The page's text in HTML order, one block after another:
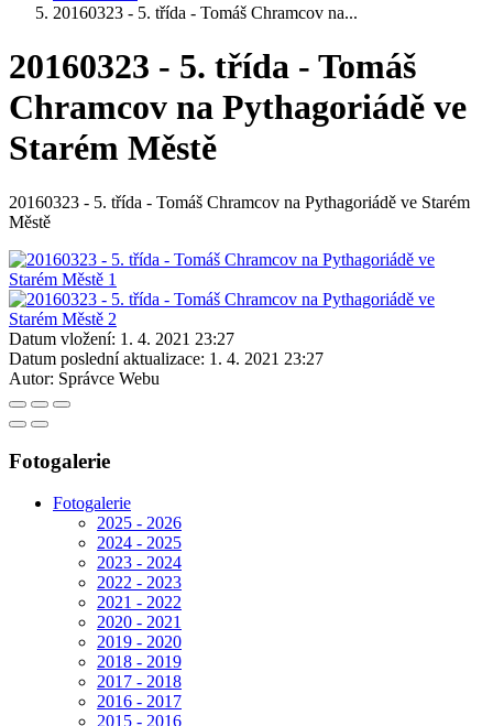
20160323 - 5. třída - Tomáš Chramcov na...
20160323 - 5. třída - Tomáš
Chramcov na Pythagoriádě ve
Starém Městě
20160323 - 5. třída - Tomáš Chramcov na Pythagoriádě ve Starém
Městě
Datum vložení: 1. 4. 2021 23:27
Datum poslední aktualizace: 1. 4. 2021 23:27
Autor: Správce Webu
Fotogalerie
Fotogalerie
2025 - 2026
2024 - 2025
2023 - 2024
2022 - 2023
2021 - 2022
2020 - 2021
2019 - 2020
2018 - 2019
2017 - 2018
2016 - 2017
2015 - 2016